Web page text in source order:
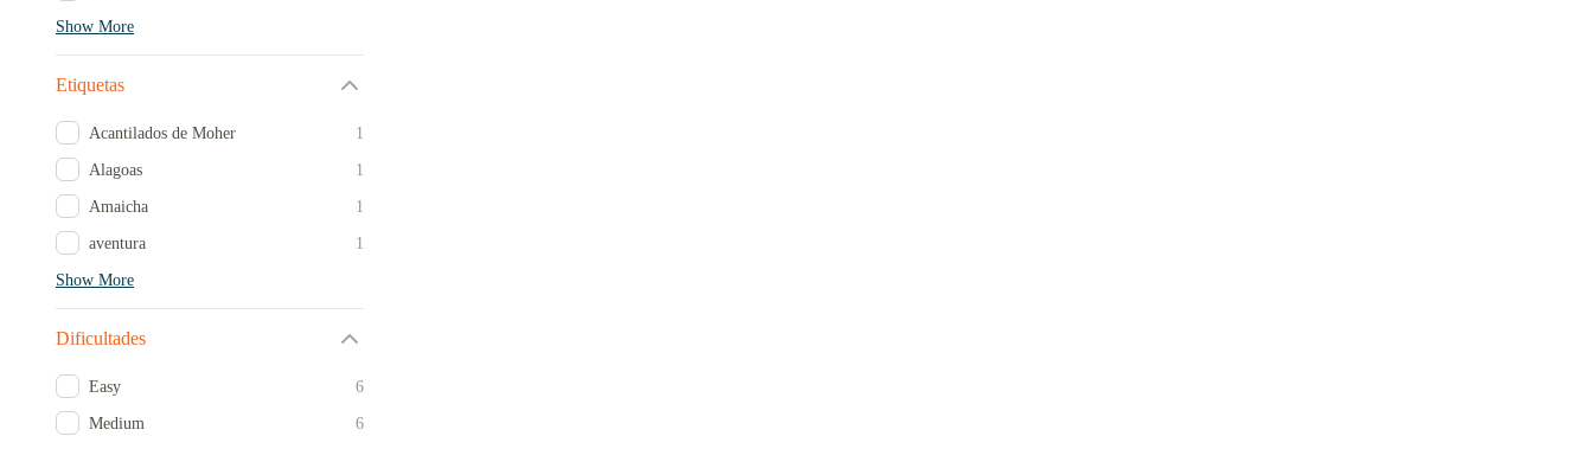
Show More
Etiquetas
Acantilados de Moher 1
Alagoas 1
Amaicha 1
aventura 1
Show More
Dificultades
Easy 6
Medium 6